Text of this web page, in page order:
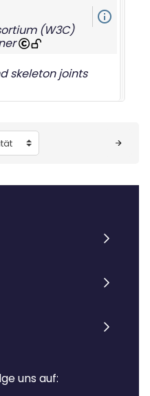
(W3C)
info_outline
skeleton joints
uns auf: